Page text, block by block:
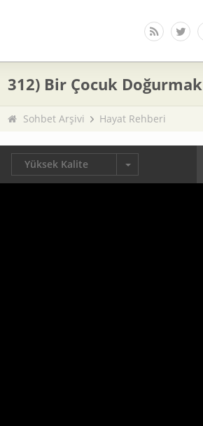
312) Bir Çocuk Doğurmak
Sohbet Arşivi Hayat Rehberi
Yüksek Kalite